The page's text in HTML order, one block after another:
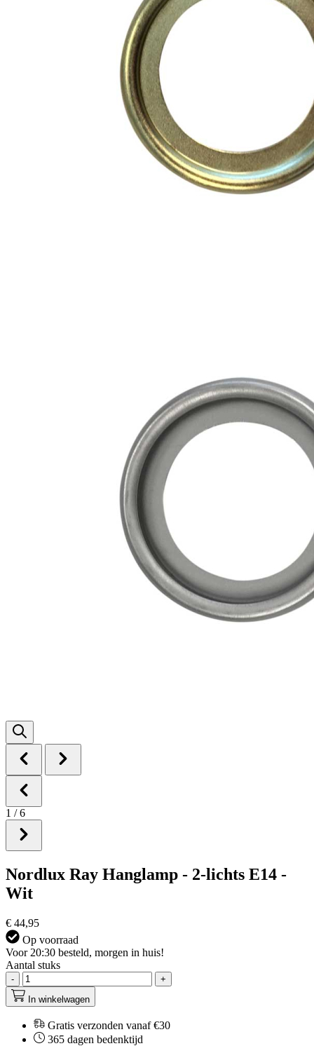
1 / 6
Nordlux Ray Hanglamp - 2-lichts E14 -
Wit
€ 44,95
Op voorraad
Voor 20:30 besteld, morgen in huis!
Aantal stuks
-
+
In winkelwagen
Gratis verzonden vanaf €30
365 dagen bedenktijd